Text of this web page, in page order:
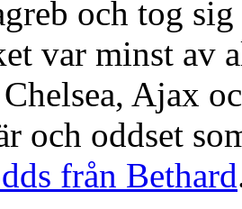
och tog
var minst av
Ajax
och oddset
från Bethard